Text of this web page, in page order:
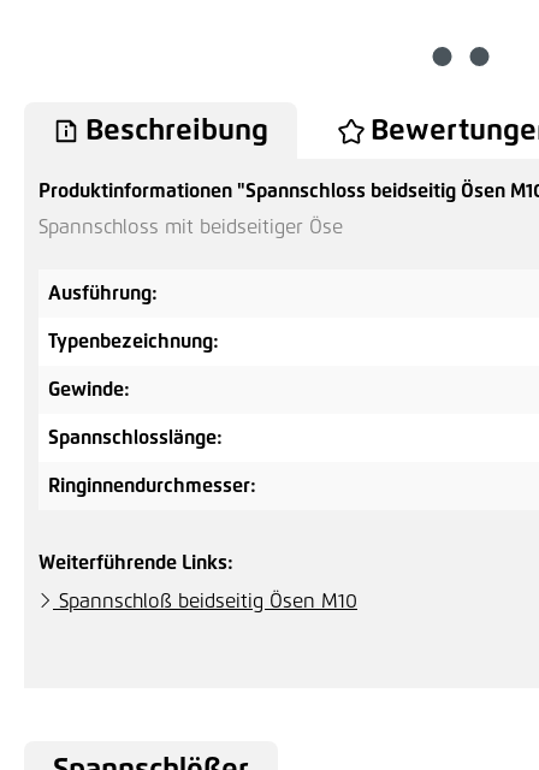
Beschreibung
Produktinformationen "Spannschloss beidseitig Ösen
Spannschloss mit beidseitiger Öse
Ausführung:
Typenbezeichnung:
Gewinde:
Spannschlosslänge:
Ringinnendurchmesser:
Weiterführende Links:
Spannschloß beidseitig Ösen M10